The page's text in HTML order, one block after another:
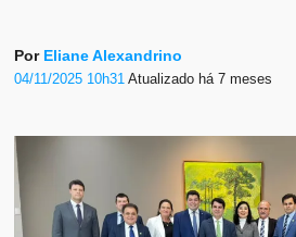
Por Eliane Alexandrino
04/11/2025 10h31Atualizado há 7 meses